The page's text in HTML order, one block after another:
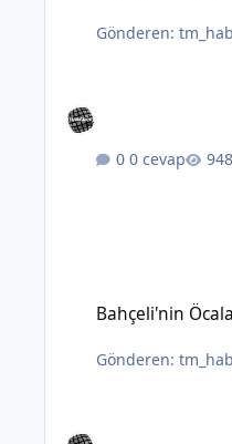
Gönderen:
0 cevap
Bahçeli'nin
Gönderen: